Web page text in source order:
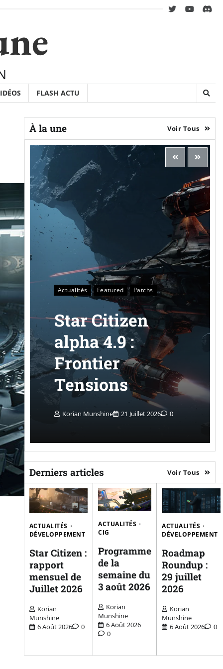
twitteryoutube
FLASH ACTU
À la une Voir Tous
Actualités Featured Patchs
Star Citizen
alpha 4.9 :
Frontier
Tensions
Korian Munshine 21 Juillet 2026 0
Derniers articles Voir Tous
ACTUALITÉS
DÉVELOPPEMENT
Star Citizen :
rapport
mensuel de
Juillet 2026
Korian
Munshine
6 Août 2026
0
ACTUALITÉS
CIG
Programme
de la
semaine du
3 août 2026
Korian
Munshine
6 Août 2026
0
ACTUALITÉS
DÉVELOPPEMENT
Roadmap
Roundup :
29 juillet
2026
Korian
Munshine
6 Août 2026
0